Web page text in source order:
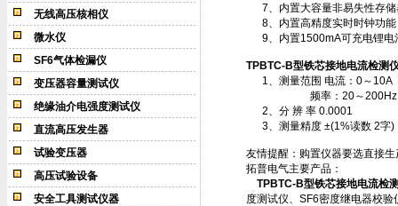
无线高压核相仪
微水仪
SF6气体检漏仪
变压器容量测试仪
绝缘油介电强度测试仪
直流高压发生器
试验变压器
高压试验设备
安全工具测试仪器
7、内置大容量非易失性存储
8、内置高精度实时时钟功能
9、内置1500mA可充电锂电
TPBTC-B型铁芯接地电流检测
1、测量范围 电流：0～10A
频率：20～200Hz
2、分 辨 率 0.0001
3、测量精度 ±(1%读数 2字)
友情提醒：购置仪器要选直接
拓普电气主要产品：
TPBTC-B型铁芯接地电流检
度测试仪、SF6密度继电器校